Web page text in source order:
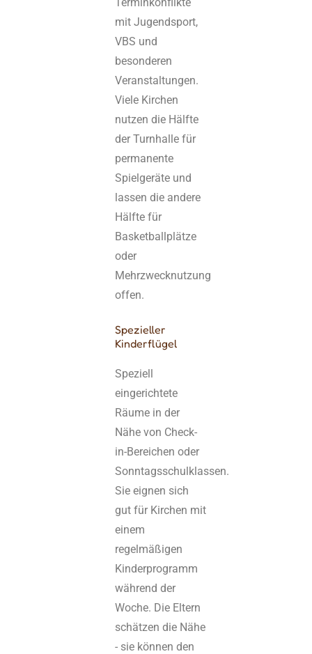
mit Jugendsport,
VBS und
besonderen
Veranstaltungen.
Viele Kirchen
nutzen die Hälfte
der Turnhalle für
permanente
Spielgeräte und
lassen die andere
Hälfte für
Basketballplätze
oder
Mehrzwecknutzung
offen.
Spezieller
Kinderflügel
Speziell
eingerichtete
Räume in der
Nähe von Check-
in-Bereichen oder
Sonntagsschulklassen.
Sie eignen sich
gut für Kirchen mit
einem
regelmäßigen
Kinderprogramm
während der
Woche. Die Eltern
schätzen die Nähe
- sie können den